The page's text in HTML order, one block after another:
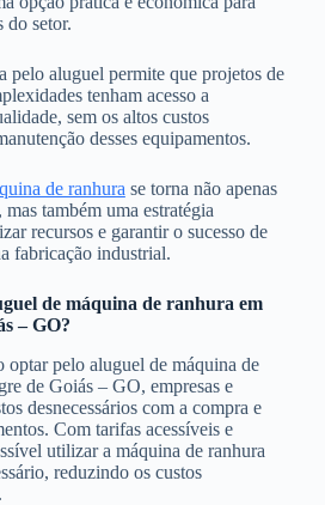
do setor.
pelo aluguel permite que projetos de
tenham acesso a
sem os altos custos
desses equipamentos.
de ranhura se torna não apenas
também uma estratégia
recursos e garantir o sucesso de
fabricação industrial.
de máquina de ranhura em
– GO?
optar pelo aluguel de máquina de
de Goiás – GO, empresas e
desnecessários com a compra e
Com tarifas acessíveis e
utilizar a máquina de ranhura
reduzindo os custos